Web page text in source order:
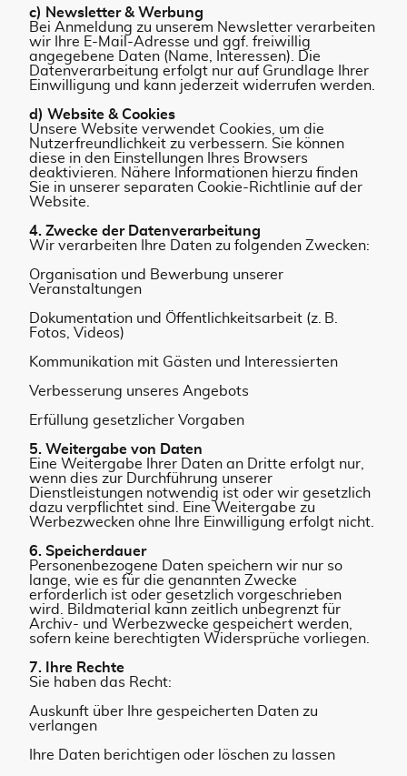
c) Newsletter & Werbung
Bei Anmeldung zu unserem Newsletter verarbeiten
wir Ihre E-Mail-Adresse und ggf. freiwillig
angegebene Daten (Name, Interessen). Die
Datenverarbeitung erfolgt nur auf Grundlage Ihrer
Einwilligung und kann jederzeit widerrufen werden.
d) Website & Cookies
Unsere Website verwendet Cookies, um die
Nutzerfreundlichkeit zu verbessern. Sie können
diese in den Einstellungen Ihres Browsers
deaktivieren. Nähere Informationen hierzu finden
Sie in unserer separaten Cookie-Richtlinie auf der
Website.
4. Zwecke der Datenverarbeitung
Wir verarbeiten Ihre Daten zu folgenden Zwecken:
Organisation und Bewerbung unserer
Veranstaltungen
Dokumentation und Öffentlichkeitsarbeit (z. B.
Fotos, Videos)
Kommunikation mit Gästen und Interessierten
Verbesserung unseres Angebots
Erfüllung gesetzlicher Vorgaben
5. Weitergabe von Daten
Eine Weitergabe Ihrer Daten an Dritte erfolgt nur,
wenn dies zur Durchführung unserer
Dienstleistungen notwendig ist oder wir gesetzlich
dazu verpflichtet sind. Eine Weitergabe zu
Werbezwecken ohne Ihre Einwilligung erfolgt nicht.
6. Speicherdauer
Personenbezogene Daten speichern wir nur so
lange, wie es für die genannten Zwecke
erforderlich ist oder gesetzlich vorgeschrieben
wird. Bildmaterial kann zeitlich unbegrenzt für
Archiv- und Werbezwecke gespeichert werden,
sofern keine berechtigten Widersprüche vorliegen.
7. Ihre Rechte
Sie haben das Recht:
Auskunft über Ihre gespeicherten Daten zu
verlangen
Ihre Daten berichtigen oder löschen zu lassen